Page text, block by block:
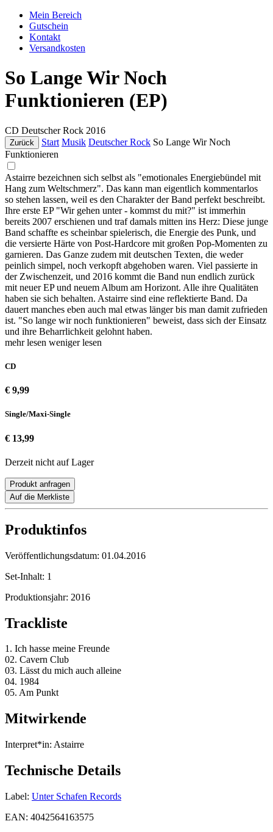
Mein Bereich
Gutschein
Kontakt
Versandkosten
So Lange Wir Noch
Funktionieren (EP)
CD Deutscher Rock 2016
Zurück Start Musik Deutscher Rock So Lange Wir Noch
Funktionieren
Astairre bezeichnen sich selbst als "emotionales Energiebündel mit
Hang zum Weltschmerz". Das kann man eigentlich kommentarlos
so stehen lassen, weil es den Charakter der Band perfekt beschreibt.
Ihre erste EP "Wir gehen unter - kommst du mit?" ist immerhin
bereits 2007 erschienen und traf damals mitten ins Herz: Diese junge
Band schaffte es scheinbar spielerisch, die Energie des Punk, und
die versierte Härte von Post-Hardcore mit großen Pop-Momenten zu
garnieren. Das Ganze zudem mit deutschen Texten, die weder
peinlich simpel, noch verkopft abgehoben waren. Viel passierte in
der Zwischenzeit, und 2016 kommt die Band nun endlich zurück
mit neuer EP und neuem Album am Horizont. Alle ihre Qualitäten
haben sie sich behalten. Astairre sind eine reflektierte Band. Da
dauert manches eben auch mal etwas länger bis man damit zufrieden
ist. "So lange wir noch funktionieren" beweist, dass sich der Einsatz
und ihre Beharrlichkeit gelohnt haben.
mehr lesen weniger lesen
CD
€ 9,99
Single/Maxi-Single
€ 13,99
Derzeit nicht auf Lager
Produkt anfragen
Auf die Merkliste
Produktinfos
Veröffentlichungsdatum: 01.04.2016
Set-Inhalt: 1
Produktionsjahr: 2016
Trackliste
1. Ich hasse meine Freunde
02. Cavern Club
03. Lässt du mich auch alleine
04. 1984
05. Am Punkt
Mitwirkende
Interpret*in: Astairre
Technische Details
Label: Unter Schafen Records
EAN: 4042564163575